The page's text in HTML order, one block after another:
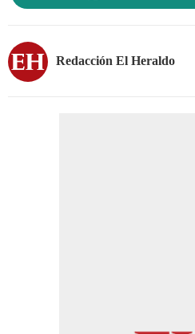
Redacción El Heraldo